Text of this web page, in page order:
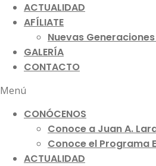
ACTUALIDAD
AFÍLIATE
Nuevas Generaciones
GALERÍA
CONTACTO
Menú
CONÓCENOS
Conoce a Juan A.
Conoce el Programa
ACTUALIDAD